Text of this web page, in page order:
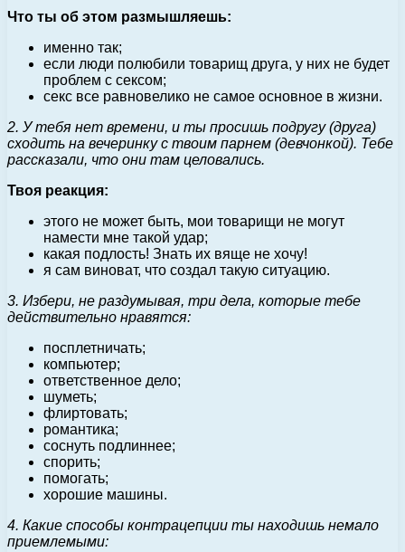
Что ты об этом размышляешь:
именно так;
если люди полюбили товарищ друга, у них не будет
проблем с сексом;
секс все равновелико не самое основное в жизни.
2. У тебя нет времени, и ты просишь подругу (друга)
сходить на вечеринку с твоим парнем (девчонкой). Тебе
рассказали, что они там целовались.
Твоя реакция:
этого не может быть, мои товарищи не могут
намести мне такой удар;
какая подлость! Знать их вяще не хочу!
я сам виноват, что создал такую ситуацию.
3. Избери, не раздумывая, три дела, которые тебе
действительно нравятся:
посплетничать;
компьютер;
ответственное дело;
шуметь;
флиртовать;
романтика;
соснуть подлиннее;
спорить;
помогать;
хорошие машины.
4. Какие способы контрацепции ты находишь немало
приемлемыми: